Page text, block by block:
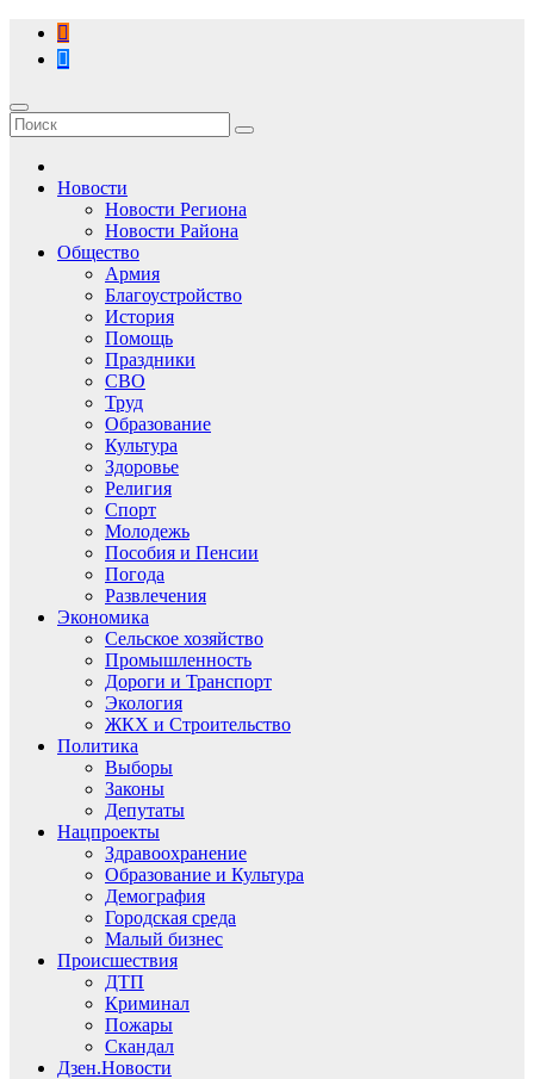
Перейти
содержимому
Новости
Новости Региона
Новости Района
Общество
Армия
Благоустройство
История
Помощь
Праздники
СВО
Труд
Образование
Культура
Здоровье
Религия
Спорт
Молодежь
Пособия и Пенсии
Погода
Развлечения
Экономика
Сельское хозяйство
Промышленность
Дороги и Транспорт
Экология
ЖКХ и Строительство
Политика
Выборы
Законы
Депутаты
Нацпроекты
Здравоохранение
Образование и Культура
Демография
Городская среда
Малый бизнес
Происшествия
ДТП
Криминал
Пожары
Скандал
Дзен.Новости